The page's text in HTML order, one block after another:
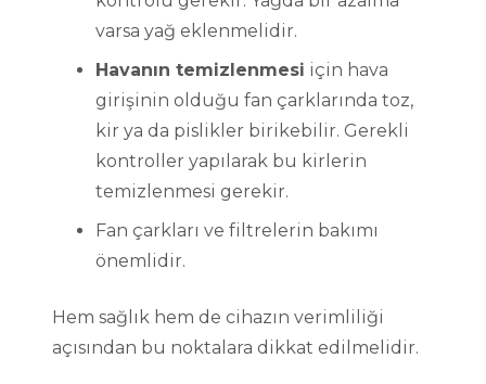
varsa yağ eklenmelidir.
Havanın temizlenmesi için hava
girişinin olduğu fan çarklarında toz,
kir ya da pislikler birikebilir. Gerekli
kontroller yapılarak bu kirlerin
temizlenmesi gerekir.
Fan çarkları ve filtrelerin bakımı
önemlidir.
Hem sağlık hem de cihazın verimliliği
açısından bu noktalara dikkat edilmelidir.